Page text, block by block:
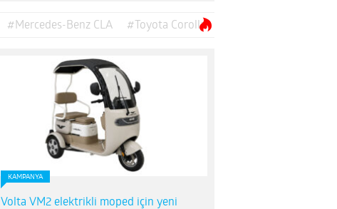
#Mercedes-Benz CLA #Toyota Corolla
KAMPANYA
Volta VM2 elektrikli moped için yeni